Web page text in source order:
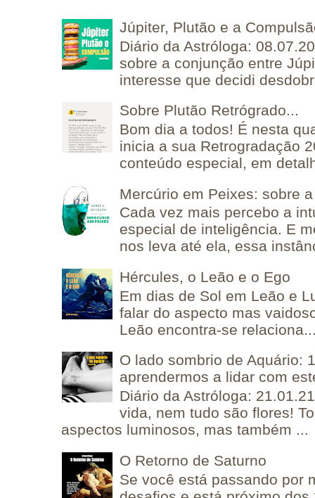
Júpiter, Plutão e a
Diário da Astróloga:
sobre a conjunção entre
interesse que decidi
Sobre Plutão Retrógrado...
Bom dia a todos! É nesta
inicia a sua Retrogradação
conteúdo especial, em
Mercúrio em Peixes: sobre
Cada vez mais percebo a
especial de inteligência. E
nos leva até ela, essa
Hércules, o Leão e o Ego
Em dias de Sol em Leão e
falar do aspecto mas
Leão encontra-se
O lado sombrio de Aquário:
aprendermos a lidar com
Diário da Astróloga:
vida, nem tudo são flores!
aspectos luminosos, mas também ...
O Retorno de Saturno
Se você está passando por